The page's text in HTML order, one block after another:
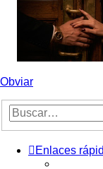
Obviar
Enlaces